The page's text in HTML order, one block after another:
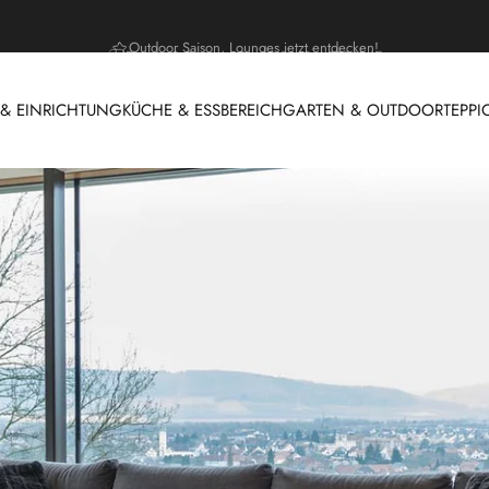
EINRICHTUNGKÜCHE & ESSBEREICHGARTEN & OUTDOOR